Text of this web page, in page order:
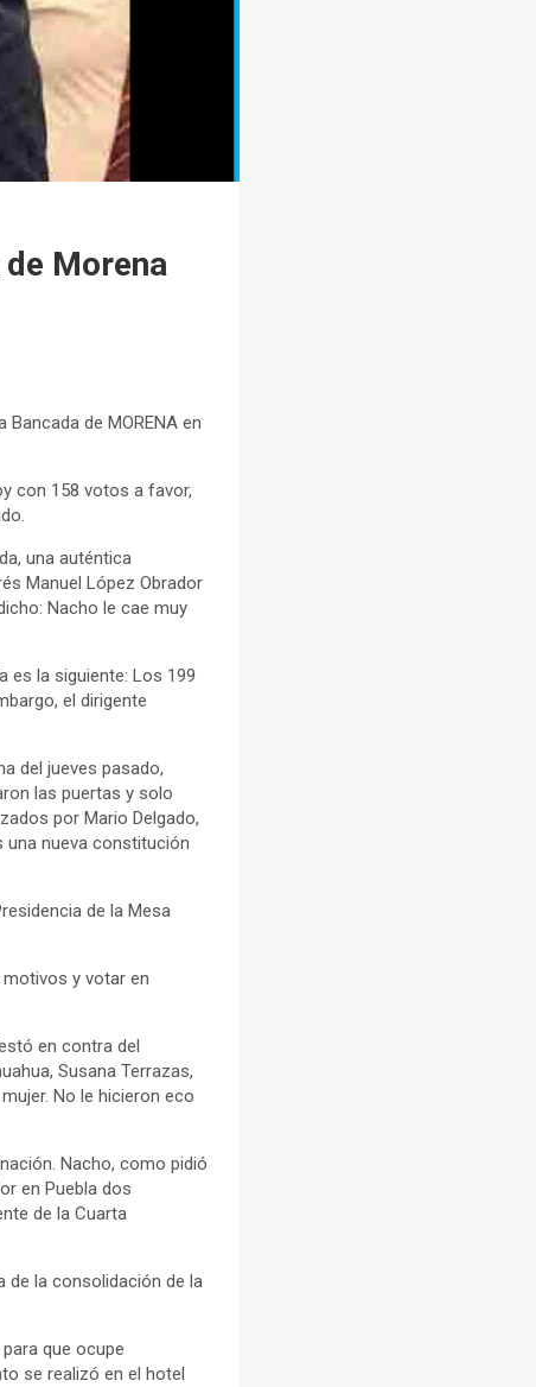
Morena
de MORENA en
con 158 votos a favor,
una auténtica
Manuel López Obrador
Nacho le cae muy
es la siguiente: Los 199
el dirigente
del jueves pasado,
las puertas y solo
por Mario Delgado,
una nueva constitución
de la Mesa
y votar en
en contra del
Susana Terrazas,
No le hicieron eco
Nacho, como pidió
en Puebla dos
de la Cuarta
de la consolidación de la
que ocupe
se realizó en el hotel